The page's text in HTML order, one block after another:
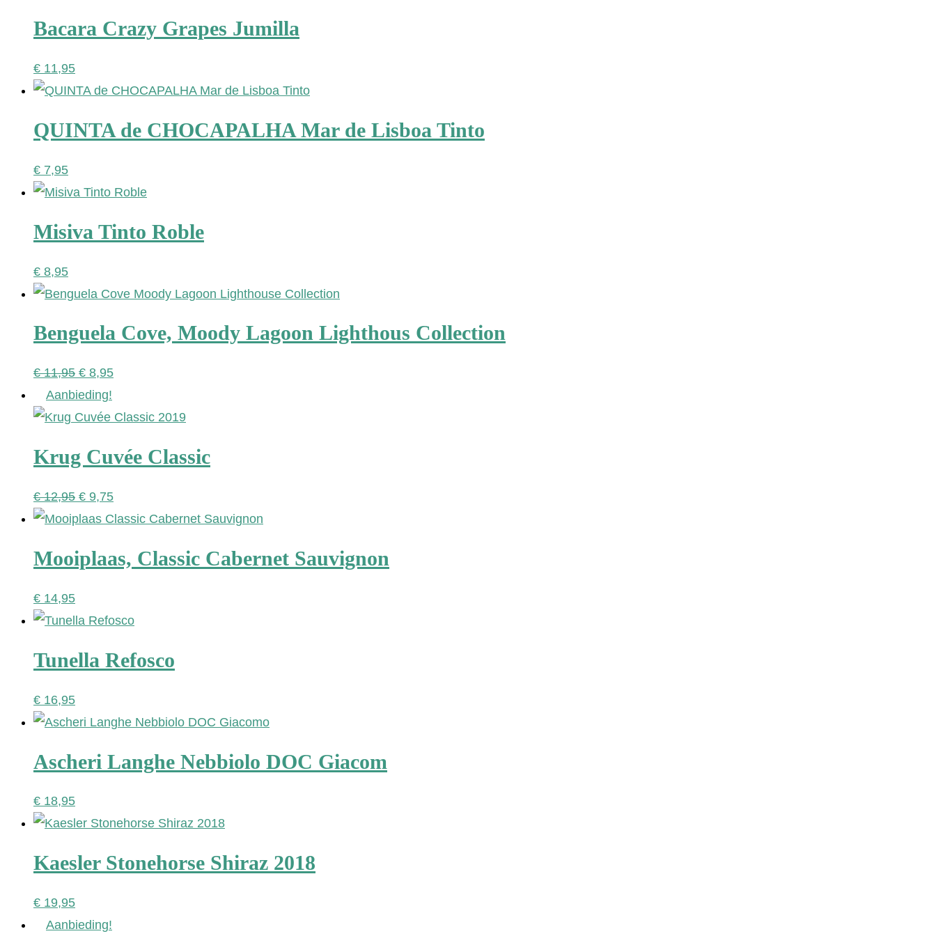
Bacara Crazy Grapes Jumilla
€ 11,95
QUINTA de CHOCAPALHA Mar de Lisboa Tinto
€ 7,95
Misiva Tinto Roble
€ 8,95
Benguela Cove, Moody Lagoon Lighthous Collection
€11,95 Oorspronkelijke
prijs
was:
€ 8,95Huidige
is:
Aanbieding!
Krug Cuvée Classic
€12,95 Oorspronkelijke
prijs
€ 12,95.
€ 9,75Huidige
prijs
€ 9,75.
Mooiplaas, Classic Cabernet Sauvignon
€ 14,95
Tunella Refosco
€ 16,95
Ascheri Langhe Nebbiolo DOC Giacom
€ 18,95
Kaesler Stonehorse Shiraz 2018
€ 19,95
Aanbieding!